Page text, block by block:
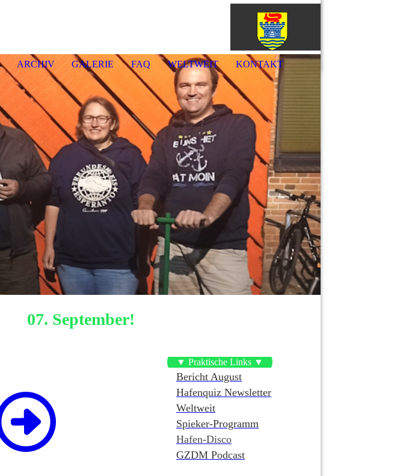
ARCHIV GALERIE FAQ WELTWEIT KONTAKT
07. September!
▼ Praktische Links ▼
Bericht August
Hafenquiz Newsletter
Weltweit
Spieker-Programm
Hafen-Disco
GZDM Podcast